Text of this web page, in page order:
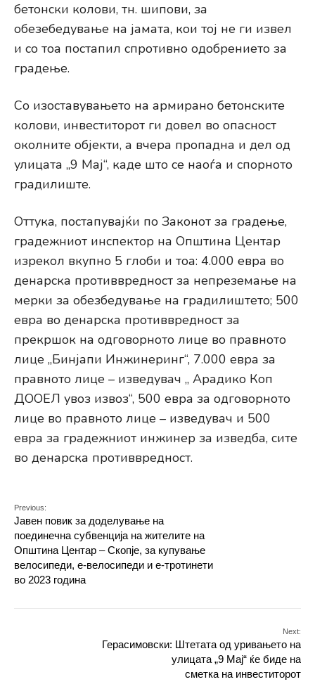
бетонски колови, тн. шипови, за
обезебедување на јамата, кои тој не ги извел
и со тоа постапил спротивно одобрението за
градење.
Со изоставувањето на армирано бетонските
колови, инвеститорот ги довел во опасност
околните објекти, а вчера пропадна и дел од
улицата „9 Мај“, каде што се наоѓа и спорното
градилиште.
Оттука, постапувајќи по Законот за градење,
градежниот инспектор на Општина Центар
изрекол вкупно 5 глоби и тоа: 4.000 евра во
денарска противвредност за непреземање на
мерки за обезбедување на градилиштето; 500
евра во денарска противвредност за
прекршок на одговорното лице во правното
лице „Бинјапи Инжинеринг“, 7.000 евра за
правното лице – изведувач „ Арадико Коп
ДООЕЛ увоз извоз“, 500 евра за одговорното
лице во правното лице – изведувач и 500
евра за градежниот инжинер за изведба, сите
во денарска противвредност.
Previous:
Јавен повик за доделување на
поединечна субвенција на жителите на
Општина Центар – Скопје, за купување
велосипеди, е-велосипеди и е-тротинети
во 2023 година
Next:
Герасимовски: Штетата од уривањето на
улицата „9 Мај“ ќе биде на
сметка на инвеститорот